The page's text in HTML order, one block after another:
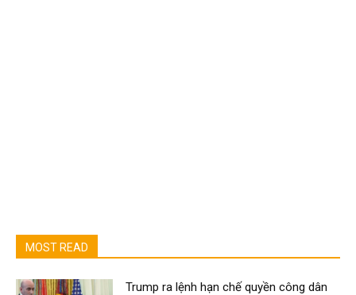
MOST READ
Trump ra lệnh hạn chế quyền công dân